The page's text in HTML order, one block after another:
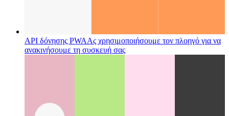
ανακινήσουμε τη συσκευή σας